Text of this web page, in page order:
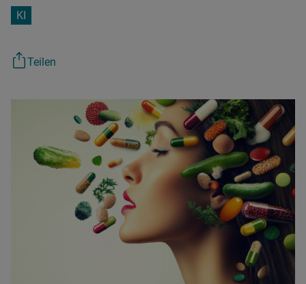
KI
Teilen